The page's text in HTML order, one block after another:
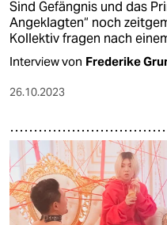
Sind Gefängnis und das
Angeklagten“ noch
Kollektiv fragen nach
Interview von Frederike
26.10.2023